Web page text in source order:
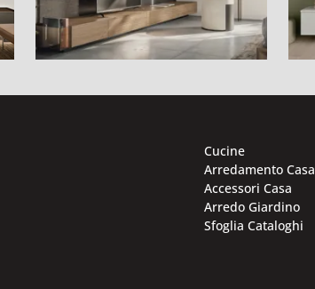
Cucine
Arredamento Casa
Accessori Casa
Arredo Giardino
Sfoglia Cataloghi